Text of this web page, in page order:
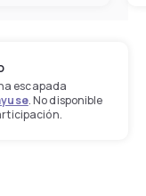
escapada
. No disponible